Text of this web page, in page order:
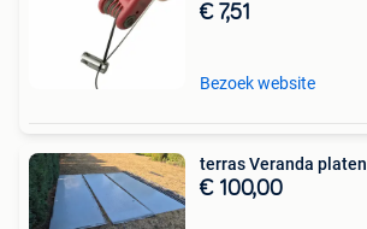
€ 7,51
Bezoek website
terras Veranda platen
€ 100,00